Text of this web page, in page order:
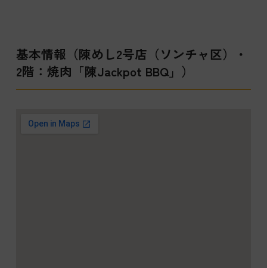
基本情報（陳めし2号店（ソンチャ区）・
2階：焼肉「陳Jackpot BBQ」）